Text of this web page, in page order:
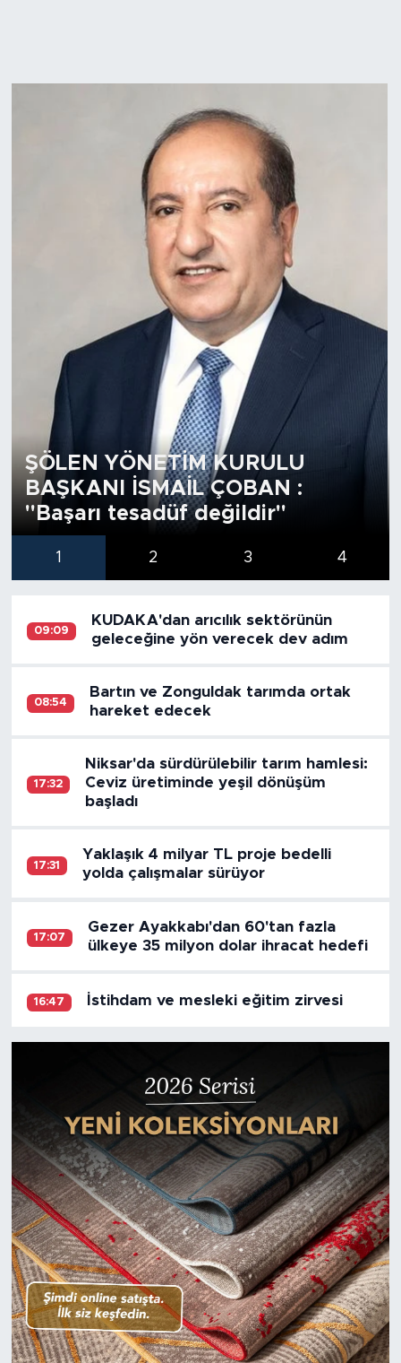
ŞÖLEN YÖNETİM KURULU
BAŞKANI İSMAİL ÇOBAN :
"Başarı tesadüf değildir"
1 2 3 4
09:09
KUDAKA'dan arıcılık sektörünün
geleceğine yön verecek dev adım
08:54
Bartın ve Zonguldak tarımda ortak
hareket edecek
17:32
Niksar'da sürdürülebilir tarım hamlesi:
Ceviz üretiminde yeşil dönüşüm
başladı
17:31
Yaklaşık 4 milyar TL proje bedelli
yolda çalışmalar sürüyor
17:07
Gezer Ayakkabı'dan 60'tan fazla
ülkeye 35 milyon dolar ihracat hedefi
16:47 İstihdam ve mesleki eğitim zirvesi